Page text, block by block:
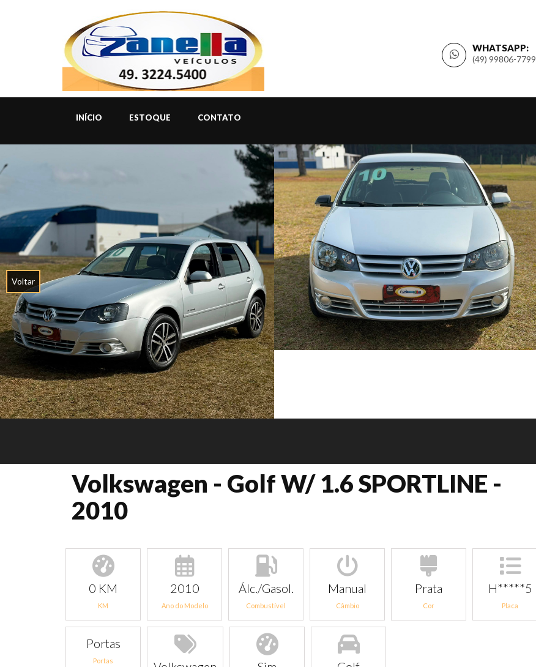
WHATSAPP:
(49) 99806-7799
INÍCIO ESTOQUE CONTATO
Voltar
Volkswagen - Golf W/ 1.6 SPORTLINE -
2010
0 KM
KM
2010
Ano do Modelo
Álc./Gasol.
Combustível
Manual
Câmbio
Prata
Cor
H*****5
Placa
Portas
Portas